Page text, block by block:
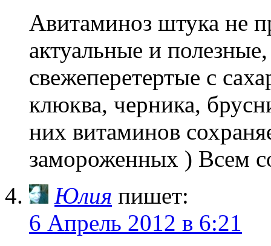
Авитаминоз штука не
актуальные и
свежеперетертые с
клюква, черника,
них витаминов
замороженных ) Всем
Юлия пишет:
6 Апрель 2012 в 6:21